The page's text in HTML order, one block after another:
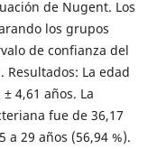
de Nugent. Los
los grupos
de confianza del
Resultados: La edad
4,61 años. La
fue de 36,17
a 29 años (56,94 %).